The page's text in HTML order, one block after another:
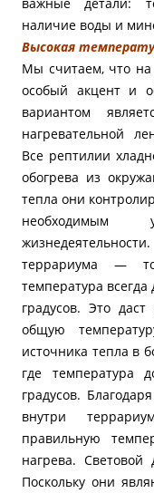
наличие воды и
Высокая
Мы считаем, что на
особый акцент и
вариантом
нагревательной
Все рептилии
обогрева из
тепла они
необходимым
террариума —
температура
градусов. Это даст
общую
источника тепла в
где температура
градусов.
внутри
правильную
нагрева.
Поскольку они